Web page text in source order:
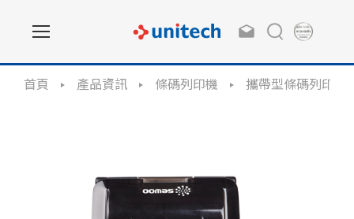
首頁 產品資訊 條碼列印機 攜帶型條碼列印機